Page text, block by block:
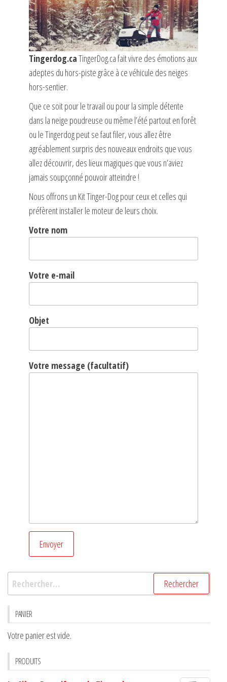
Tingerdog.caTingerDog.ca fait vivre des émotions aux
adeptes du hors-piste grâce à ce véhicule des neiges
hors-sentier.
Que ce soit pour le travail ou pour la simple détente
dans la neige poudreuse ou même l’été partout en forêt
ou le Tingerdog peut se faut filer, vous allez être
agréablement surpris des nouveaux endroits que vous
allez découvrir, des lieux magiques que vous n’aviez
jamais soupçonné pouvoir atteindre !
Nous offrons un Kit Tinger-Dog pour ceux et celles qui
préfèrent installer le moteur de leurs choix.
Votre nom
Votre e-mail
Objet
Votre message (facultatif)
Rechercher :
PANIER
Votre panier est vide.
PRODUITS